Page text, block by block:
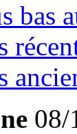
bas
08/